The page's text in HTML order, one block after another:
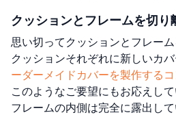
クッションとフレームを切り
思い切ってクッションとフレー
クッションそれぞれに新しいカバ
ーダーメイドカバーを製作する
このようなご要望にもお応えして
フレームの内側は完全に露出し